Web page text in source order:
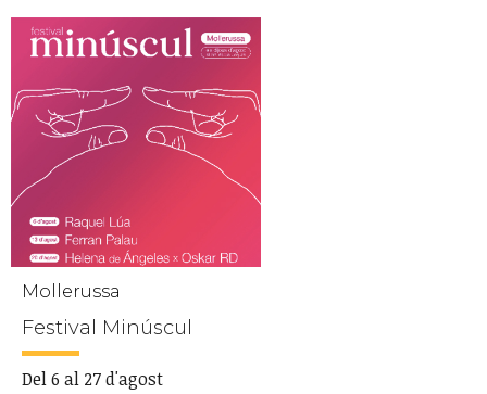
Mollerussa
Festival Minúscul
Del 6 al 27 d'agost